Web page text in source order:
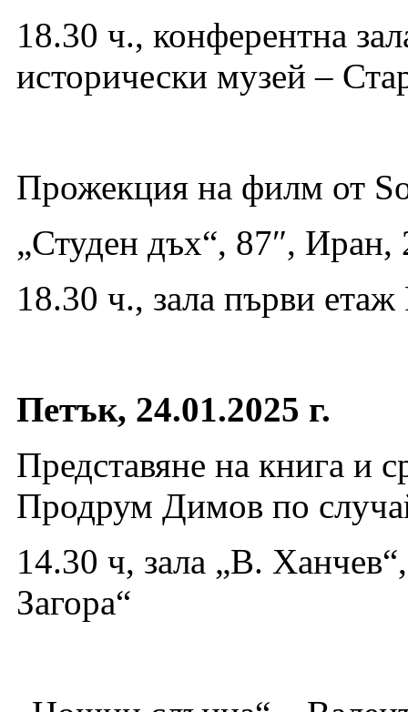
18.30 ч., конферентна
исторически музей –
Прожекция на филм от
„Студен дъх“, 87″,
18.30 ч., зала първи
Петък, 24.01.2025 г.
Представяне на книга и
Продрум Димов по
14.30 ч, зала „В.
Загора“